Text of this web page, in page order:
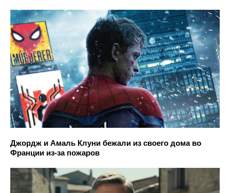
Джордж и Амаль Клуни бежали из своего дома во
Франции из-за пожаров